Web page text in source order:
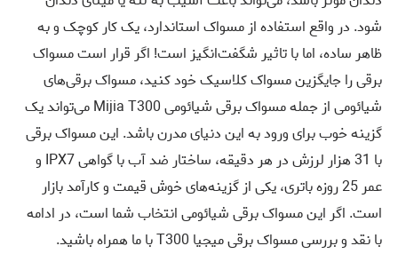
شود. در واقع استفاده از مسواک استاندارد، یک کار کوچک و به
ظاهر ساده، اما با تاثیر شگفت‌انگیز است! اگر قرار است مسواک
برقی را جایگزین مسواک کلاسیک خود کنید، مسواک برقی‌های
شیائومی از جمله مسواک برقی شیائومی Mijia T300 می‌تواند یک
گزینه خوب برای ورود به این دنیای مدرن باشد. این مسواک برقی
با 31 هزار لرزش در هر دقیقه، ساختار ضد آب با گواهی IPX7 و
عمر 25 روزه باتری
، یکی از گزینه‌های خوش قیمت و کارآمد بازار
است. اگر این مسواک برقی شیائومی انتخاب شما است، در ادامه
با نقد و بررسی مسواک برقی میجیا T300 با ما همراه باشید.